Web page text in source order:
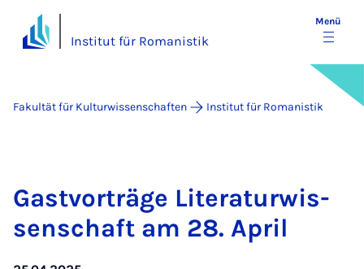
Institut für Romanistik
Menü
Fakultät für Kulturwissenschaften Institut für Romanistik
Gast­vor­trä­ge Li­te­ra­tur­wis­
sen­schaft am 28. April